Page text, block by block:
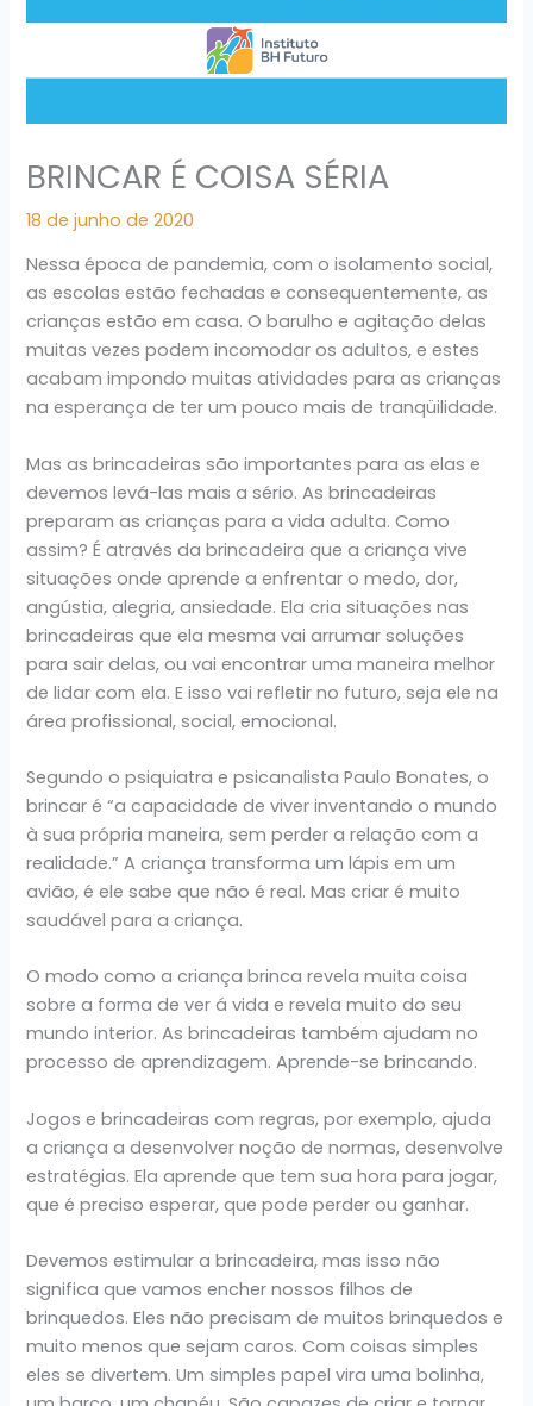
BRINCAR É COISA SÉRIA
18 de junho de 2020
Nessa época de pandemia, com o isolamento social,
as escolas estão fechadas e consequentemente, as
crianças estão em casa. O barulho e agitação delas
muitas vezes podem incomodar os adultos, e estes
acabam impondo muitas atividades para as crianças
na esperança de ter um pouco mais de tranqüilidade.
Mas as brincadeiras são importantes para as elas e
devemos levá-las mais a sério. As brincadeiras
preparam as crianças para a vida adulta. Como
assim? É através da brincadeira que a criança vive
situações onde aprende a enfrentar o medo, dor,
angústia, alegria, ansiedade. Ela cria situações nas
brincadeiras que ela mesma vai arrumar soluções
para sair delas, ou vai encontrar uma maneira melhor
de lidar com ela. E isso vai refletir no futuro, seja ele na
área profissional, social, emocional.
Segundo o psiquiatra e psicanalista Paulo Bonates, o
brincar é “a capacidade de viver inventando o mundo
à sua própria maneira, sem perder a relação com a
realidade.” A criança transforma um lápis em um
avião, é ele sabe que não é real. Mas criar é muito
saudável para a criança.
O modo como a criança brinca revela muita coisa
sobre a forma de ver á vida e revela muito do seu
mundo interior. As brincadeiras também ajudam no
processo de aprendizagem. Aprende-se brincando.
Jogos e brincadeiras com regras, por exemplo, ajuda
a criança a desenvolver noção de normas, desenvolve
estratégias. Ela aprende que tem sua hora para jogar,
que é preciso esperar, que pode perder ou ganhar.
Devemos estimular a brincadeira, mas isso não
significa que vamos encher nossos filhos de
brinquedos. Eles não precisam de muitos brinquedos e
muito menos que sejam caros. Com coisas simples
eles se divertem. Um simples papel vira uma bolinha,